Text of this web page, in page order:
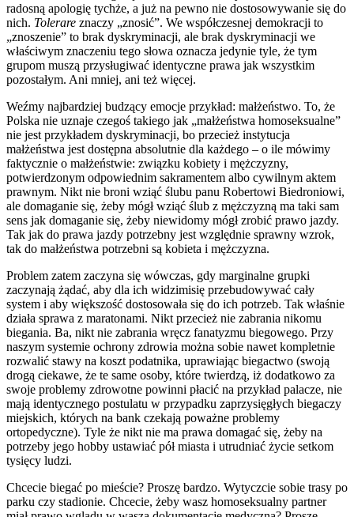
radosną apologię tychże, a już na pewno nie dostosowywanie się do
nich. Tolerare znaczy „znosić”. We współczesnej demokracji to
„znoszenie” to brak dyskryminacji, ale brak dyskryminacji we
właściwym znaczeniu tego słowa oznacza jedynie tyle, że tym
grupom muszą przysługiwać identyczne prawa jak wszystkim
pozostałym. Ani mniej, ani też więcej.
Weźmy najbardziej budzący emocje przykład: małżeństwo. To, że
Polska nie uznaje czegoś takiego jak „małżeństwa homoseksualne”
nie jest przykładem dyskryminacji, bo przecież instytucja
małżeństwa jest dostępna absolutnie dla każdego – o ile mówimy
faktycznie o małżeństwie: związku kobiety i mężczyzny,
potwierdzonym odpowiednim sakramentem albo cywilnym aktem
prawnym. Nikt nie broni wziąć ślubu panu Robertowi Biedroniowi,
ale domaganie się, żeby mógł wziąć ślub z mężczyzną ma taki sam
sens jak domaganie się, żeby niewidomy mógł zrobić prawo jazdy.
Tak jak do prawa jazdy potrzebny jest względnie sprawny wzrok,
tak do małżeństwa potrzebni są kobieta i mężczyzna.
Problem zatem zaczyna się wówczas, gdy marginalne grupki
zaczynają żądać, aby dla ich widzimisię przebudowywać cały
system i aby większość dostosowała się do ich potrzeb. Tak właśnie
działa sprawa z maratonami. Nikt przecież nie zabrania nikomu
biegania. Ba, nikt nie zabrania wręcz fanatyzmu biegowego. Przy
naszym systemie ochrony zdrowia można sobie nawet kompletnie
rozwalić stawy na koszt podatnika, uprawiając biegactwo (swoją
drogą ciekawe, że te same osoby, które twierdzą, iż dodatkowo za
swoje problemy zdrowotne powinni płacić na przykład palacze, nie
mają identycznego postulatu w przypadku zaprzysięgłych biegaczy
miejskich, których na bank czekają poważne problemy
ortopedyczne). Tyle że nikt nie ma prawa domagać się, żeby na
potrzeby jego hobby ustawiać pół miasta i utrudniać życie setkom
tysięcy ludzi.
Chcecie biegać po mieście? Proszę bardzo. Wytyczcie sobie trasy po
parku czy stadionie. Chcecie, żeby wasz homoseksualny partner